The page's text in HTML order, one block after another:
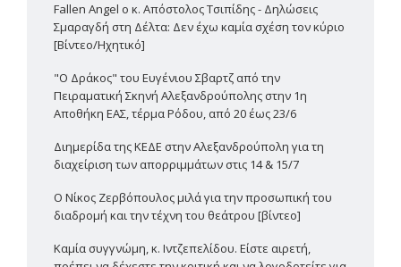
Fallen Angel ο κ. Απόστολος Τσιπίδης - Δηλώσεις
Σμαραγδή στη Δέλτα: Δεν έχω καμία σχέση τον κύριο
[Βίντεο/Ηχητικό]
"Ο Δράκος" του Ευγένιου Σβαρτζ από την
Πειραματική Σκηνή Αλεξανδρούπολης στην 1η
Αποθήκη ΕΑΣ, τέρμα Ρόδου, από 20 έως 23/6
Διημερίδα της ΚΕΔΕ στην Αλεξανδρούπολη για τη
διαχείριση των απορριμμάτων στις 14 & 15/7
Ο Νίκος Ζερβόπουλος μιλά για την προσωπική του
διαδρομή και την τέχνη του θεάτρου [βίντεο]
Καμία συγγνώμη, κ. Ιντζεπελίδου. Είστε αιρετή,